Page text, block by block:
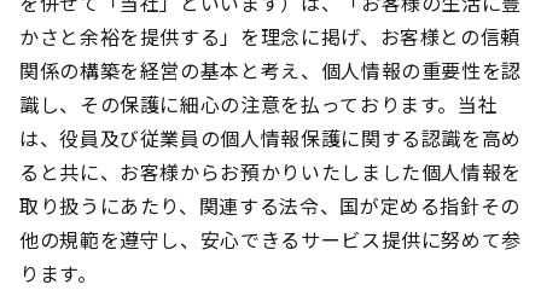
かさと余裕を提供する」を理念に掲げ、お客様との信頼
関係の構築を経営の基本と考え、個人情報の重要性を認
識し、その保護に細心の注意を払っております。当社
は、役員及び従業員の個人情報保護に関する認識を高め
ると共に、お客様からお預かりいたしました個人情報を
取り扱うにあたり、関連する法令、国が定める指針その
他の規範を遵守し、安心できるサービス提供に努めて参
ります。